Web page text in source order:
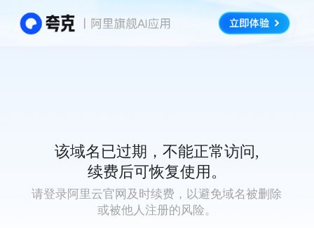
该域名已过期，不能正常访问,
续费后可恢复使用。
请登录阿里云官网及时续费，以避免域名被删除
或被他人注册的风险。